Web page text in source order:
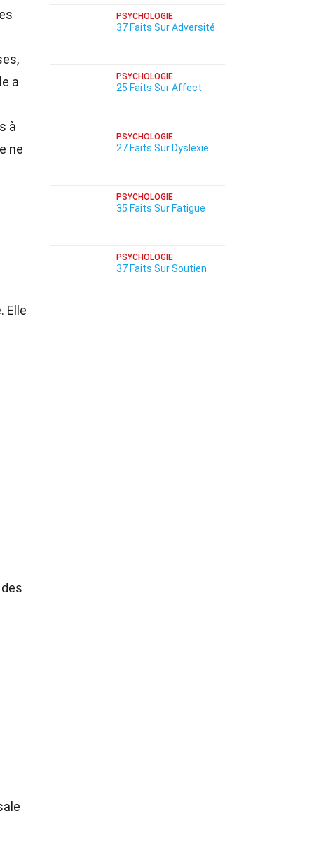
a
à
ne
Elle
PSYCHOLOGIE
37 Faits Sur Adversité
PSYCHOLOGIE
25 Faits Sur Affect
PSYCHOLOGIE
27 Faits Sur Dyslexie
PSYCHOLOGIE
35 Faits Sur Fatigue
PSYCHOLOGIE
37 Faits Sur Soutien